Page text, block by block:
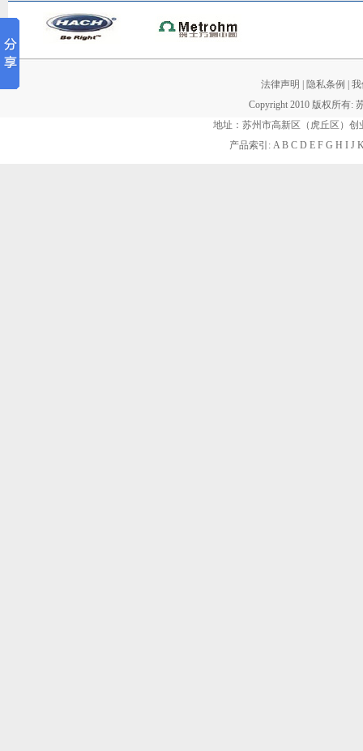
法律声明 隐私条例
我
Copyright 2010 版权所有:
地址：苏州市高新区（虎丘区）创
产品索引: A B C D E F G H I J